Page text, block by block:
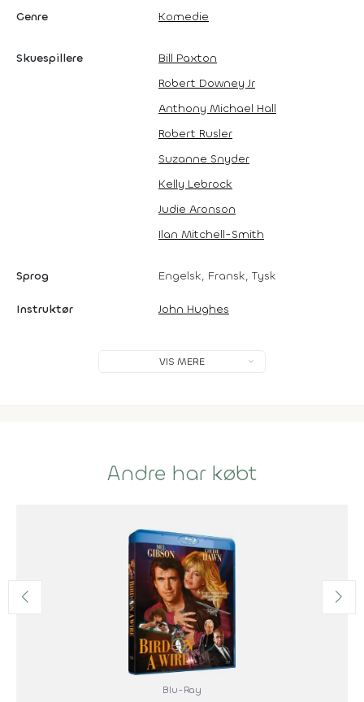
Genre Komedie
Skuespillere
Bill Paxton
Robert Downey Jr
Anthony Michael Hall
Robert Rusler
Suzanne Snyder
Kelly Lebrock
Judie Aronson
Ilan Mitchell-Smith
Sprog Engelsk, Fransk, Tysk
Instruktør John Hughes
VIS MERE
Andre har købt
Blu-Ray